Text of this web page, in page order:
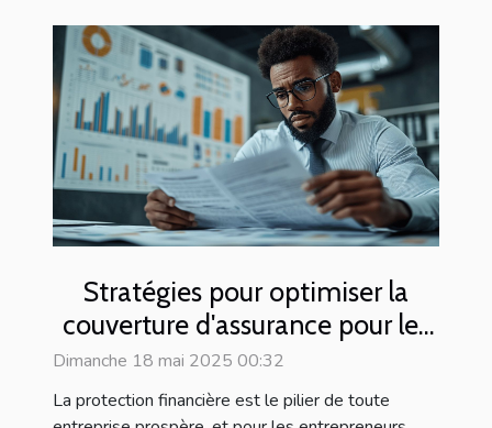
Stratégies pour optimiser la
couverture d'assurance pour les
entrepreneurs
Dimanche 18 mai 2025 00:32
La protection financière est le pilier de toute